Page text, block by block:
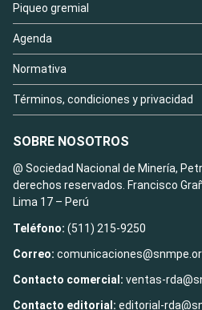
Piqueo gremial
Agenda
Normativa
Términos, condiciones y privacidad
SOBRE NOSOTROS
@ Sociedad Nacional de Minería,
derechos reservados. Francisco
Lima 17 – Perú
Teléfono: (511) 215-9250
Correo:
Contacto comercial: ventas-
Contacto editorial: editorial-